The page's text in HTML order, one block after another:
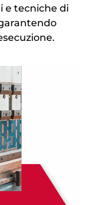
e tecniche di